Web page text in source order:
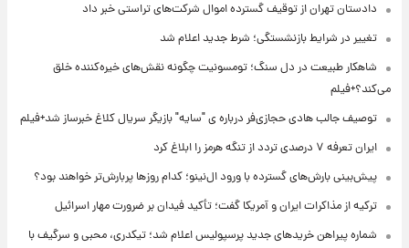
دادستان تهران از توقیف گسترده اموال شرکت‌های تراستی خبر داد
تغییر در شرایط بازنشستگی؛ شرط جدید اعلام شد
شاهکار طبیعت در دل سنگ؛ تومسونیت چگونه نقش‌های خیره‌کننده خلق
می‌کند؟+فیلم
توصیف جالب هادی حجازی‌فر درباره ی "سایه" بازیگر سریال کلاغ خبرساز شد+فیلم
ایران تعرفه ۷ درصدی تردد از تنگه هرمز را ابلاغ کرد
پیش‌بینی بارش‌های گسترده با ورود ال‌نینو؛ کدام روزها پربارش‌تر خواهند بود؟
ترکیه از مذاکرات ایران و آمریکا گفت؛ تأکید فیدان بر ضرورت مهار اسرائیل
شماره پیراهن خریدهای جدید پرسپولیس اعلام شد؛ تیکدری، محبی و سرگیف با